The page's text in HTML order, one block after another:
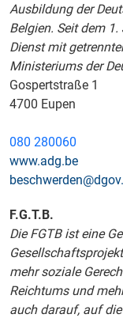
Ausbildung der
Belgien. Seit dem
Dienst mit
Ministeriums der
Gospertstraße 1
4700 Eupen
080 280060
www.adg.be
F.G.T.B.
Die FGTB ist eine
mehr soziale
Reichtums und
auch darauf, auf